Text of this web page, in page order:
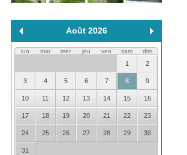
Août 2026
lun mar mer jeu ven sam dim
1 2
3 4 5 6 7 8 9
10 11 12 13 14 15 16
17 18 19 20 21 22 23
24 25 26 27 28 29 30
31